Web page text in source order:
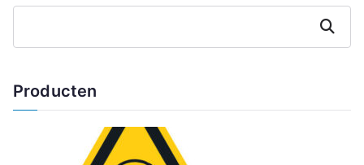
Zoeken
Producten